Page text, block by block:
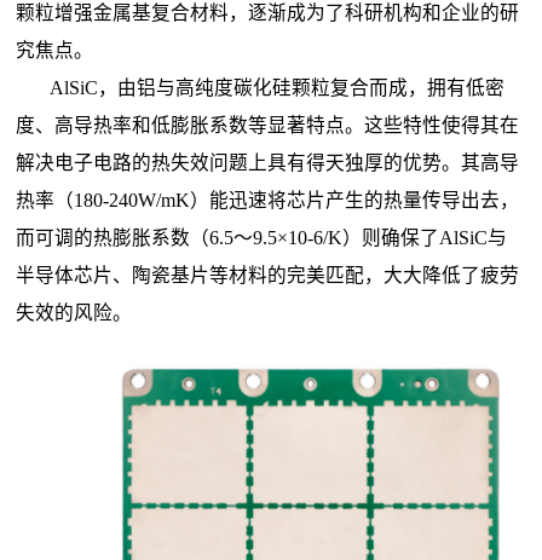
颗粒增强金属基复合材料，逐渐成为了科研机构和企业的研
究焦点。
AlSiC，由铝与高纯度碳化硅颗粒复合而成，拥有低密
度、高导热率和低膨胀系数等显著特点。这些特性使得其在
解决电子电路的热失效问题上具有得天独厚的优势。其高导
热率（180-240W/mK）能迅速将芯片产生的热量传导出去，
而可调的热膨胀系数（6.5～9.5×10-6/K）则确保了AlSiC与
半导体芯片、陶瓷基片等材料的完美匹配，大大降低了疲劳
失效的风险。